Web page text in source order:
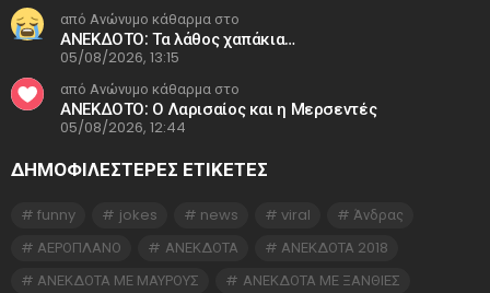
από Ανώνυμο κάθαρμα στο
ΑΝΕΚΔΟΤΟ: Τα λάθος χαπάκια…
05/08/2026, 13:15
από Ανώνυμο κάθαρμα στο
ΑΝΕΚΔΟΤΟ: Ο Λαρισαίος και η Μερσεντές
05/08/2026, 12:44
ΔΗΜΟΦΙΛΕΣΤΕΡΕΣ ΕΤΙΚΈΤΕΣ
funny jokes news viral
Άνδρας
ΑΕΡΟΠΛΑΝΟ
ΑΝΕΚΔΟΤΑ
ΑΝΕΚΔΟΤΑ 2018
ΑΝΕΚΔΟΤΑ ΜΕ ΜΑΥΡΟΥΣ
ΑΝΕΚΔΟΤΑ ΜΕ ΞΑΝΘΙΕΣ